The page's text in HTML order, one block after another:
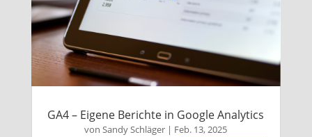
GA4 – Eigene Berichte in Google Analytics
von Sandy Schläger | Feb. 13, 2025